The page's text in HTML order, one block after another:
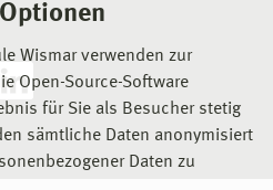
Wismar verwenden zur
Open-Source-Software
für Sie als Besucher stetig
sämtliche Daten anonymisiert
Daten zu